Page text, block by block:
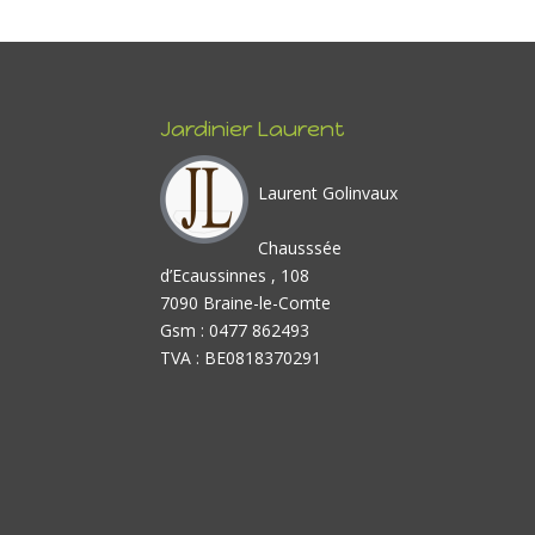
Jardinier Laurent
Laurent Golinvaux
Chausssée
d’Ecaussinnes , 108
7090 Braine-le-Comte
Gsm : 0477 862493
TVA : BE0818370291